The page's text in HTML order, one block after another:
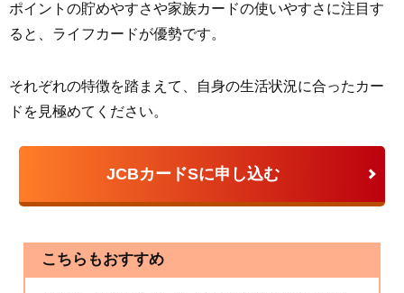
ポイントの貯めやすさや家族カードの使いやすさに注目す
ると、ライフカードが優勢です。
それぞれの特徴を踏まえて、自身の生活状況に合ったカー
ドを見極めてください。
JCBカードSに申し込む
こちらもおすすめ